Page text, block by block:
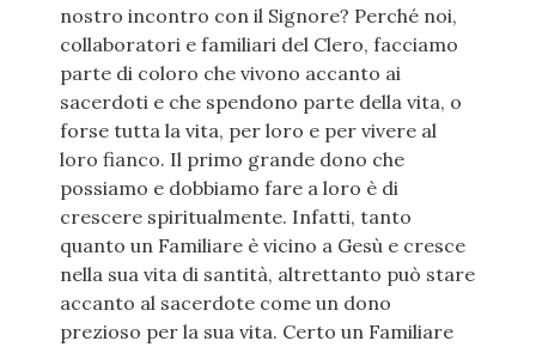
nostro incontro con il Signore? Perché noi,
collaboratori e familiari del Clero, facciamo
parte di coloro che vivono accanto ai
sacerdoti e che spendono parte della vita, o
forse tutta la vita, per loro e per vivere al
loro fianco. Il primo grande dono che
possiamo e dobbiamo fare a loro è di
crescere spiritualmente. Infatti, tanto
quanto un Familiare è vicino a Gesù e cresce
nella sua vita di santità, altrettanto può stare
accanto al sacerdote come un dono
prezioso per la sua vita. Certo un Familiare